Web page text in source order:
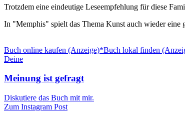
Trotzdem eine eindeutige Leseempfehlung für diese
In "Memphis" spielt das Thema Kunst auch wieder eine
Buch online kaufen (Anzeige)*Buch lokal finden
Deine
Meinung ist gefragt
Diskutiere das Buch mit mir.
Zum Instagram Post